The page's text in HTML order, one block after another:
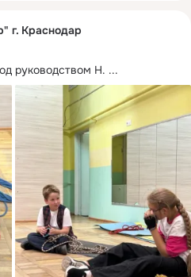
г. Краснодар
руководством Н. ...